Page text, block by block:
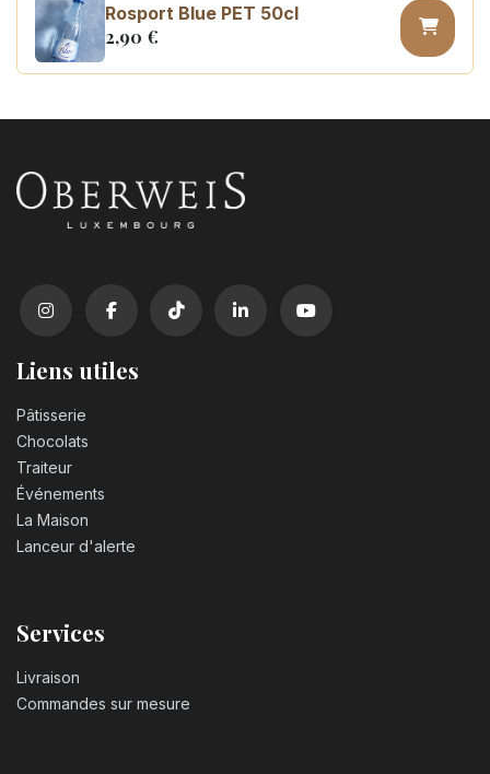
Rosport Blue PET 50cl
2,90 €
Liens utiles
Pâtisserie
Chocolats
Traiteur
Événements
La Maison
Lanceur d'alerte
Services
Livraison
Commandes sur mesure